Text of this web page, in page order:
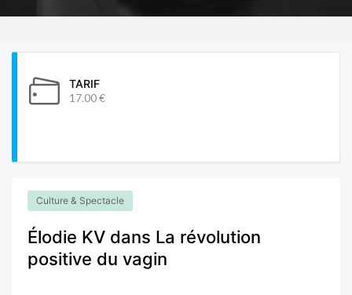
TARIF
17.00 €
Culture & Spectacle
Élodie KV dans La révolution
positive du vagin